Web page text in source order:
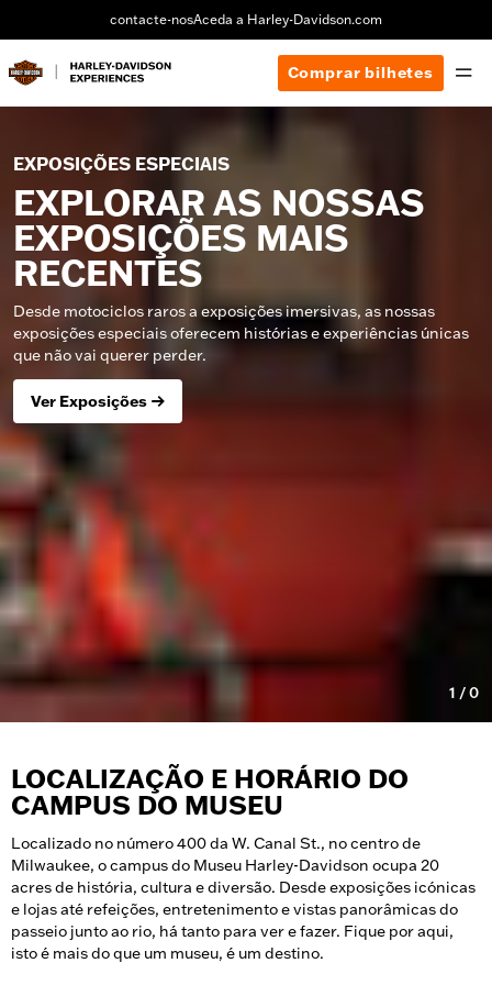
contacte-nosAceda a Harley-Davidson.com
Comprar bilhetes
EXPOSIÇÕES ESPECIAIS
EXPLORAR AS NOSSAS
EXPOSIÇÕES MAIS
RECENTES
Desde motociclos raros a exposições imersivas, as nossas
exposições especiais oferecem histórias e experiências únicas
que não vai querer perder.
Ver Exposições
1 /0
LOCALIZAÇÃO E HORÁRIO DO
CAMPUS DO MUSEU
Localizado no número 400 da W. Canal St., no centro de
Milwaukee, o campus do Museu Harley-Davidson ocupa 20
acres de história, cultura e diversão. Desde exposições icónicas
e lojas até refeições, entretenimento e vistas panorâmicas do
passeio junto ao rio, há tanto para ver e fazer. Fique por aqui,
isto é mais do que um museu, é um destino.